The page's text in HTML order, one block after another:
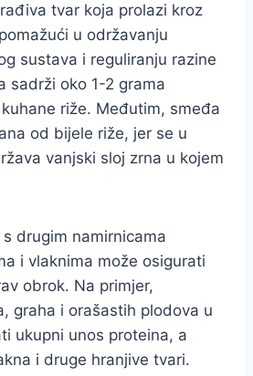
tvar koja prolazi kroz
u održavanju
sustava i reguliranju razine
sadrži oko 1-2 grama
riže. Međutim, smeđa
od bijele riže, jer se u
vanjski sloj zrna u kojem
drugim namirnicama
i vlaknima može osigurati
obrok. Na primjer,
graha i orašastih plodova u
ukupni unos proteina, a
i druge hranjive tvari.